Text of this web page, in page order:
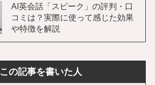
AI英会話「スピーク」の評判・口
コミは？実際に使って感じた効果
や特徴を解説
この記事を書いた人